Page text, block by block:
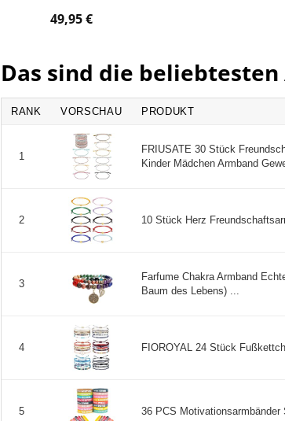
49,95€
Das sind die
RANK VORSCHAU PRODUKT
1
FRIUSATE 30 Stück
Kinder Mädchen Armband
2 10 Stück Herz
3
Farfume Chakra Armband
Baum des Lebens) ...
4 FIOROYAL 24 Stück
5 36 PCS Motivationsarmbänder